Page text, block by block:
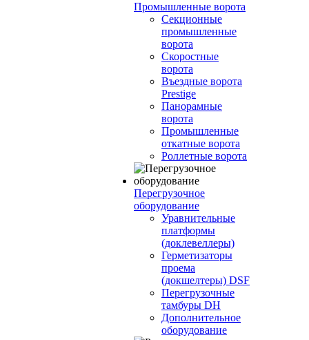
Промышленные ворота
Секционные
промышленные
ворота
Скоростные
ворота
Въездные ворота
Prestige
Панорамные
ворота
Промышленные
откатные ворота
Роллетные ворота
Перегрузочное
оборудование
Уравнительные
платформы
(доклевеллеры)
Герметизаторы
проема
(докшелтеры) DSF
Перегрузочные
тамбуры DH
Дополнительное
оборудование